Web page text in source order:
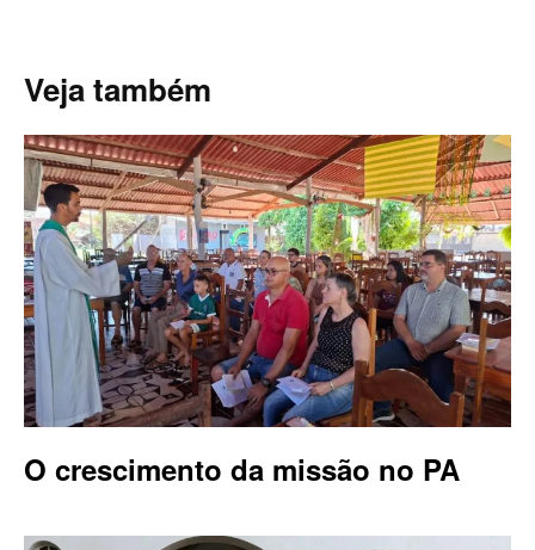
Veja também
O crescimento da missão no PA